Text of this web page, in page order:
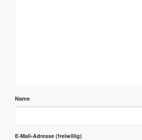
Name
E-Mail-Adresse